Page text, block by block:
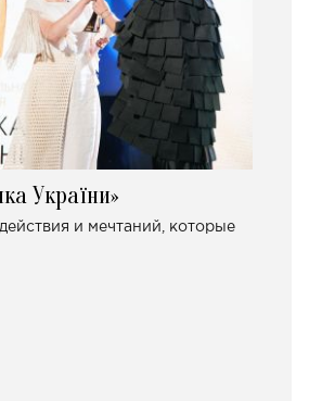
України»
и мечтаний, которые